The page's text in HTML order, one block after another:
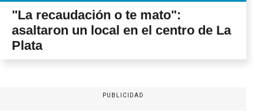
"La recaudación o te mato":
asaltaron un local en el centro de La
Plata
PUBLICIDAD